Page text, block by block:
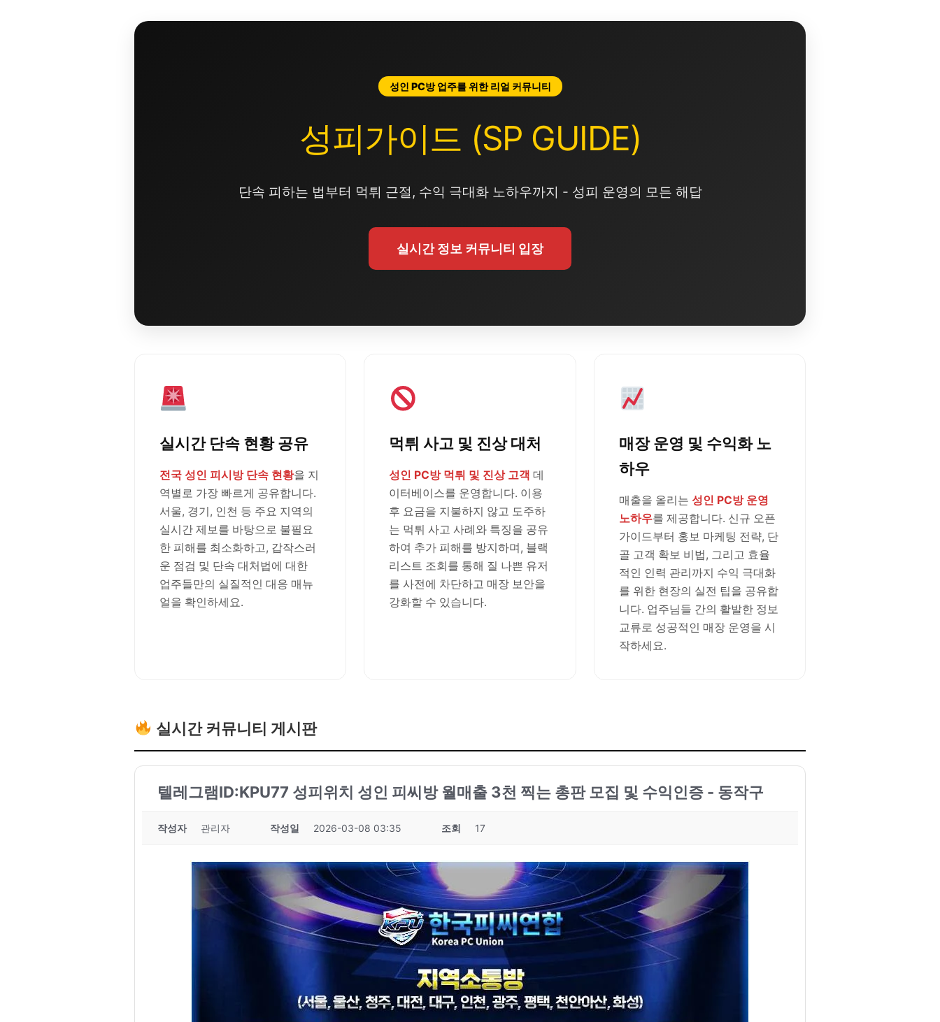
성인 PC방 업주를 위한 리얼 커뮤니티
성피가이드 (SP GUIDE)
단속 피하는 법부터 먹튀 근절, 수익 극대화 노하우까지 - 성피 운영의 모든 해답
실시간 정보 커뮤니티 입장
실시간 단속 현황 공유
전국 성인 피시방 단속 현황을 지
역별로 가장 빠르게 공유합니다.
서울, 경기, 인천 등 주요 지역의
실시간 제보를 바탕으로 불필요
한 피해를 최소화하고, 갑작스러
운 점검 및 단속 대처법에 대한
업주들만의 실질적인 대응 매뉴
얼을 확인하세요.
먹튀 사고 및 진상 대처
성인 PC방 먹튀 및 진상 고객 데
이터베이스를 운영합니다. 이용
후 요금을 지불하지 않고 도주하
는 먹튀 사고 사례와 특징을 공유
하여 추가 피해를 방지하며, 블랙
리스트 조회를 통해 질 나쁜 유저
를 사전에 차단하고 매장 보안을
강화할 수 있습니다.
매장 운영 및 수익화 노
하우
매출을 올리는 성인 PC방 운영
노하우를 제공합니다. 신규 오픈
가이드부터 홍보 마케팅 전략, 단
골 고객 확보 비법, 그리고 효율
적인 인력 관리까지 수익 극대화
를 위한 현장의 실전 팁을 공유합
니다. 업주님들 간의 활발한 정보
교류로 성공적인 매장 운영을 시
작하세요.
실시간 커뮤니티 게시판
텔레그램ID:KPU77 성피위치 성인 피씨방 월매출 3천 찍는 총판 모집 및 수익인증 - 동작구
작성자 관리자 작성일 2026-03-08 03:35 조회 17